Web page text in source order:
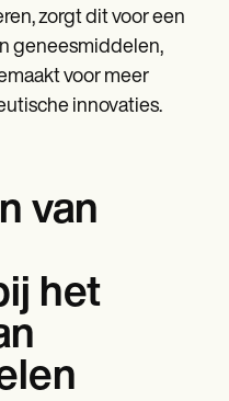
zorgt dit voor een
geneesmiddelen,
voor meer
innovaties.
van
het